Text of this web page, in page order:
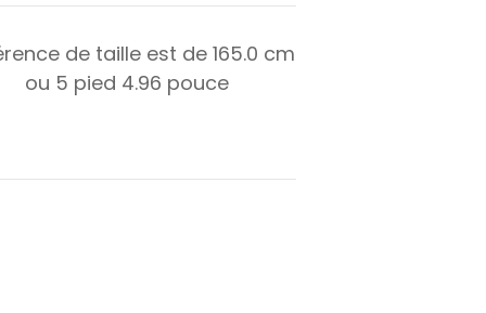
de taille est de165.0 cm
ou 5 pied 4.96 pouce